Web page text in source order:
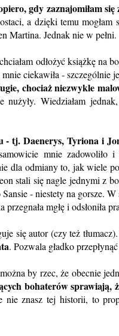
gdy zaznajomiłam
a dzięki temu mogłam
Martina. Jednak nie w pełni.
odłożyć książkę
ciekawiła - szczególnie
chociaż niezwykle
nużyły. Wiedziałam
tj. Daenerys, Tyriona i
mnie zadowoliło i
dla odmiany to, jak wiele
stali się nagle jednymi z
- niestety na gorsze.
mgłę i odsłoniła
się autor (czy też
. Pozwala gładko
by rzec, że obecnie
bohaterów
znasz tej historii, to